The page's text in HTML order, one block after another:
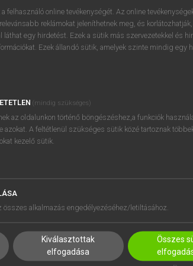
próbaverziójának
regisztrálok ésbelépek.
REGISZTRÁCIÓ
SÜTI BEÁLLÍTÁSOK
felhasználó online tevékenységét. Az online
reklámokat jeleníthetnek meg, és
láthat egy hirdetést. Ezek a sütik más szervezetekkel és
Ezek állandó sütik, amelyek szinte mindig egy
(mindig szükséges)
az oldalunkon történő böngészéshez,a funkciók
azokat. A feltétlenül szükséges sütik közé tartoznak
kezelő sütik.
összes alkalmazás engedélyezéséhez/letiltásához.
Kiválasztottak
elfogadása
Összes